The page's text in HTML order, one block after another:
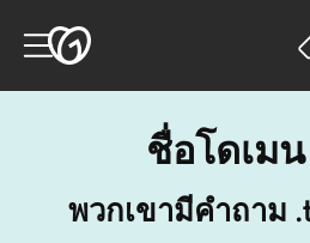
ชื่อโดเม
พวกเขามีคำถาม